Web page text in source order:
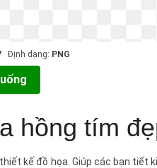
Định dạng: PNG
hồng tím
kế đồ họa. Giúp các bạn tiết